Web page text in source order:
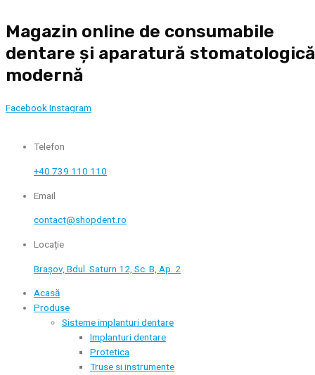
to
content
Magazin online de consumabile
dentare și aparatură stomatologică
modernă
FacebookInstagram
Telefon
+40 739 110 110
Email
contact@shopdent.ro
Locație
Brașov, Bdul. Saturn 12, Sc. B, Ap. 2
Acasă
Produse
Sisteme implanturi dentare
Implanturi dentare
Protetica
Truse si instrumente